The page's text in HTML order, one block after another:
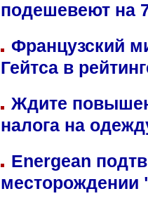
подешевеют на
Французский
Гейтса в
Ждите
налога на
Energean